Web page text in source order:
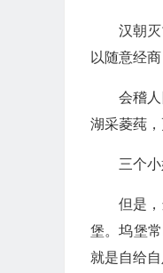
汉朝
以随意经
会稽
湖采菱莼，
三个
但是
堡。坞堡
就是自给